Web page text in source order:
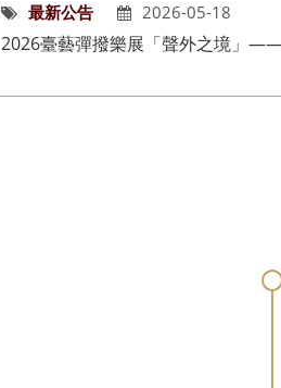
最新公告 2026-05-18
2026臺藝彈撥樂展「聲外之境」